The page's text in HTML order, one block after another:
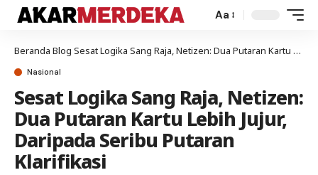
Aa
Beranda Blog Sesat Logika Sang Raja, Netizen: Dua Putaran Kartu Lebih Jujur, Daripada Seribu Putaran Klarifikasi
Nasional
Sesat Logika Sang Raja, Netizen:
Dua Putaran Kartu Lebih Jujur,
Daripada Seribu Putaran
Klarifikasi